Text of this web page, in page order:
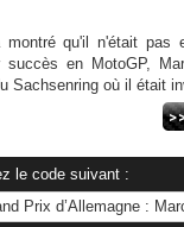
qu'il n'était pas
en MotoGP,
Sachsenring où il était
le code suivant :